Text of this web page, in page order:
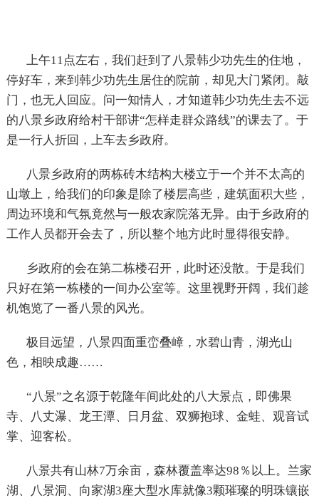
上午11点左右，我们赶到了八景韩少功先生的住地，
停好车，来到韩少功先生居住的院前，却见大门紧闭。敲
门，也无人回应。问一知情人，才知道韩少功先生去不远
的八景乡政府给村干部讲“怎样走群众路线”的课去了。于
是一行人折回，上车去乡政府。
八景乡政府的两栋砖木结构大楼立于一个并不太高的
山墩上，给我们的印象是除了楼层高些，建筑面积大些，
周边环境和气氛竟然与一般农家院落无异。由于乡政府的
工作人员都开会去了，所以整个地方此时显得很安静。
乡政府的会在第二栋楼召开，此时还没散。于是我们
只好在第一栋楼的一间办公室等。这里视野开阔，我们趁
机饱览了一番八景的风光。
极目远望，八景四面重峦叠嶂，水碧山青，湖光山
色，相映成趣……
“八景”之名源于乾隆年间此处的八大景点，即佛果
寺、八丈瀑、龙王潭、日月盆、双狮抱球、金蛙、观音试
掌、迎客松。
八景共有山林7万余亩，森林覆盖率达98 ％以上。兰家
湖、八景洞、向家湖3座大型水库就像3颗璀璨的明珠镶嵌